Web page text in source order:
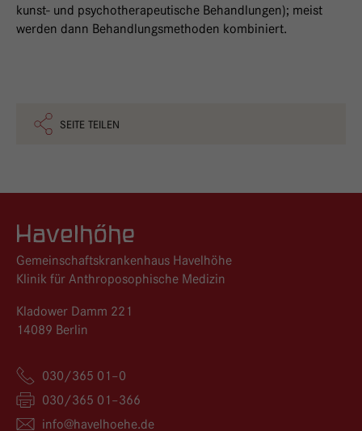
kunst- und psychotherapeutische Behandlungen); meist
werden dann Behandlungsmethoden kombiniert.
SEITE TEILEN
Logo GKH Havelhöhe
Gemeinschaftskrankenhaus Havelhöhe
Klinik für Anthroposophische Medizin
Kladower Damm 221
14089 Berlin
030/365 01–0
030/365 01–366
info@havelhoehe.de